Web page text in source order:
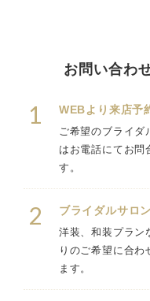
お問い合わ
1 WEBより来店予
ご希望のブライダ
はお電話にてお問
す。
2 ブライダルサロ
洋装、和装プラン
りのご希望に合わ
ます。